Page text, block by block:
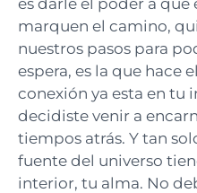
es darle el poder a que
marquen el camino,
nuestros pasos para
espera, es la que hace
conexión ya esta en tu
decidiste venir a
tiempos atrás. Y tan
fuente del universo
interior, tu alma. No